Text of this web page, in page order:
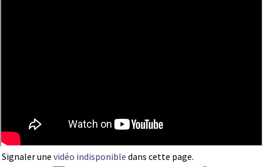
Signaler une vidéo indisponible dans cette page.